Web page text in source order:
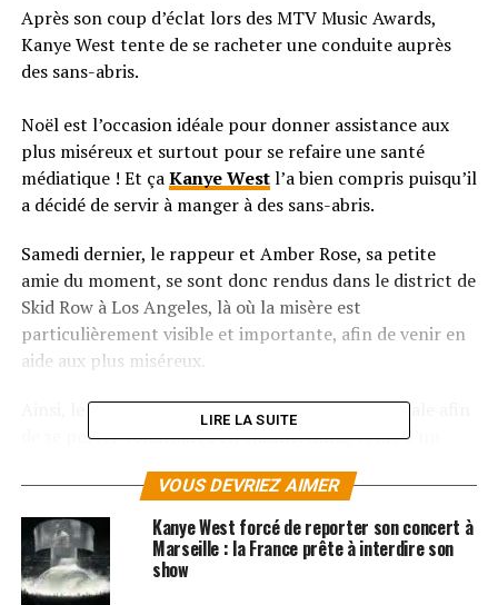
Après son coup d’éclat lors des MTV Music Awards,
Kanye West tente de se racheter une conduite auprès
des sans-abris.
Noël est l’occasion idéale pour donner assistance aux
plus miséreux et surtout pour se refaire une santé
médiatique ! Et çaKanye Westl’a bien compris puisqu’il
a décidé de servir à manger à des sans-abris.
Samedi dernier, le rappeur et Amber Rose, sa petite
amie du moment, se sont donc rendus dans le district de
Skid Row à Los Angeles, là où la misère est
particulièrement visible et importante, afin de venir en
aide aux plus miséreux.
Ainsi, le jeune couple s’est rendu à la mission locale afin
de se porter volontaires en cuisine. Ainsi, vêtus d’un
aux sans-abris et les leur servir.
Kanye West a expliqué son geste en déclarant que
c’était important d’aider les gens quand on le peut,
surtout lorsqu’on a soi-même beaucoup de chance. C’est
LIRE LA SUITE
VOUS DEVRIEZ AIMER
Kanye West forcé de reporter son concert à
Marseille : la France prête à interdire son
show